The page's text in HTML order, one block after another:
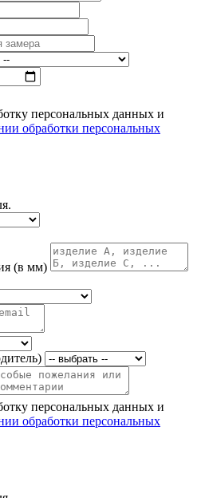
персональных данных и
обработки персональных
(в мм)
персональных данных и
обработки персональных